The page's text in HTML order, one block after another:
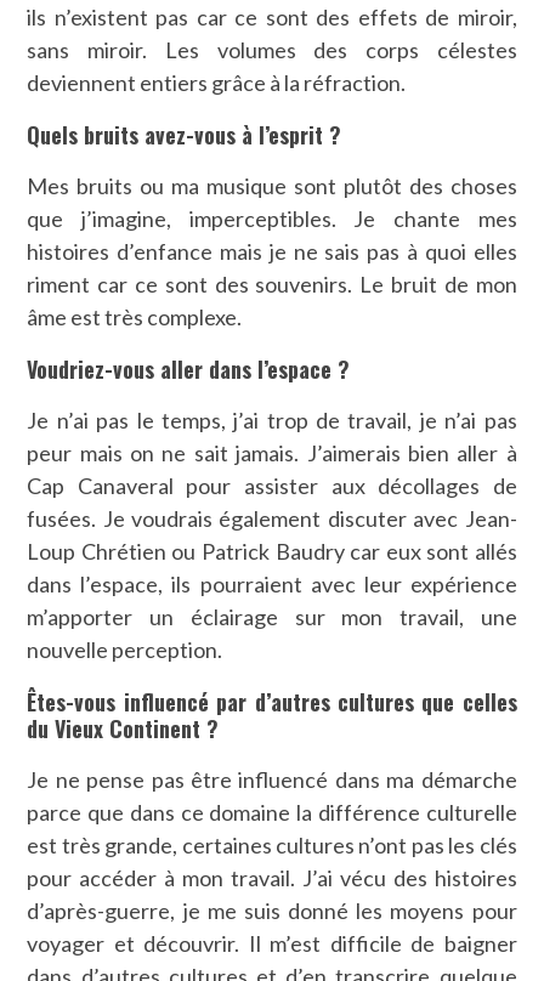
ils n’existent pas car ce sont des effets de miroir,
sans miroir. Les volumes des corps célestes
deviennent entiers grâce à la réfraction.
Quels bruits avez-vous à l’esprit ?
Mes bruits ou ma musique sont plutôt des choses
que j’imagine, imperceptibles. Je chante mes
histoires d’enfance mais je ne sais pas à quoi elles
riment car ce sont des souvenirs. Le bruit de mon
âme est très complexe.
Voudriez-vous aller dans l’espace ?
Je n’ai pas le temps, j’ai trop de travail, je n’ai pas
peur mais on ne sait jamais. J’aimerais bien aller à
Cap Canaveral pour assister aux décollages de
fusées. Je voudrais également discuter avec Jean-
Loup Chrétien ou Patrick Baudry car eux sont allés
dans l’espace, ils pourraient avec leur expérience
m’apporter un éclairage sur mon travail, une
nouvelle perception.
Êtes-vous influencé par d’autres cultures que celles
du Vieux Continent ?
Je ne pense pas être influencé dans ma démarche
parce que dans ce domaine la différence culturelle
est très grande, certaines cultures n’ont pas les clés
pour accéder à mon travail. J’ai vécu des histoires
d’après-guerre, je me suis donné les moyens pour
voyager et découvrir. Il m’est difficile de baigner